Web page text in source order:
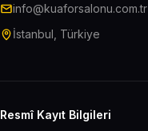
info@kuaforsalonu.com.tr
İstanbul, Türkiye
Resmî Kayıt Bilgileri